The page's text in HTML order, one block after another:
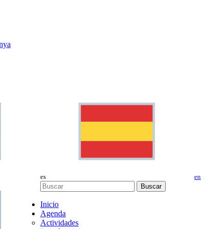
es en
Buscar
Inicio
Agenda
Actividades